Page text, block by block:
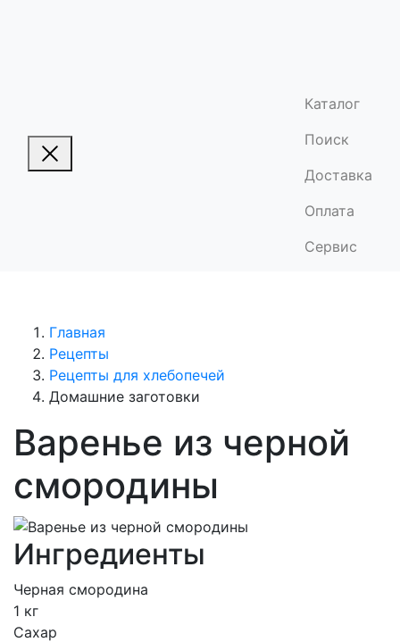
Каталог
Поиск
Доставка
Оплата
Сервис
Главная
Рецепты
Рецепты для хлебопечей
Домашние заготовки
Варенье из черной
смородины
Ингредиенты
Черная смородина
1 кг
Сахар